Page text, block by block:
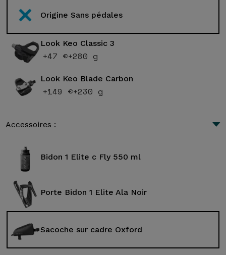
Origine Sans pédales
Look Keo Classic 3
+47 €+280 g
Look Keo Blade Carbon
+149 €+230 g
Accessoires :
Bidon 1 Elite c Fly 550 ml
Porte Bidon 1 Elite Ala Noir
Sacoche sur cadre Oxford